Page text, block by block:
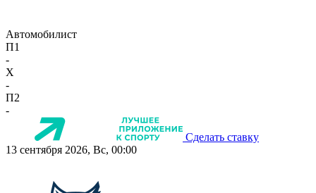
Автомобилист
П1
-
X
-
П2
-
Сделать ставку
13 сентября 2026, Вс, 00:00